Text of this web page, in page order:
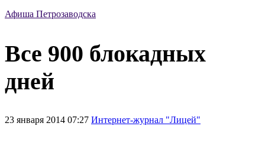
Афиша Петрозаводска
Все 900 блокадных
дней
23 января 2014 07:27 Интернет-журнал "Лицей"